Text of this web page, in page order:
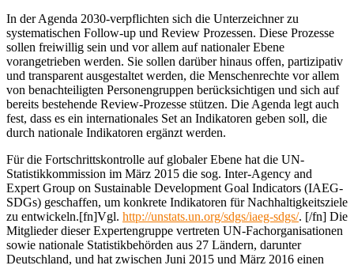
In der Agenda 2030-verpflichten sich die Unterzeichner zu
systematischen Follow-up und Review Prozessen. Diese Prozesse
sollen freiwillig sein und vor allem auf nationaler Ebene
vorangetrieben werden. Sie sollen darüber hinaus offen, partizipativ
und transparent ausgestaltet werden, die Menschenrechte vor allem
von benachteiligten Personengruppen berücksichtigen und sich auf
bereits bestehende Review-Prozesse stützen. Die Agenda legt auch
fest, dass es ein internationales Set an Indikatoren geben soll, die
durch nationale Indikatoren ergänzt werden.
Für die Fortschrittskontrolle auf globaler Ebene hat die UN-
Statistikkommission im März 2015 die sog. Inter-Agency and
Expert Group on Sustainable Development Goal Indicators (IAEG-
SDGs) geschaffen, um konkrete Indikatoren für Nachhaltigkeitsziele
zu entwickeln.[fn]Vgl. http://unstats.un.org/sdgs/iaeg-sdgs/. [/fn] Die
Mitglieder dieser Expertengruppe vertreten UN-Fachorganisationen
sowie nationale Statistikbehörden aus 27 Ländern, darunter
Deutschland, und hat zwischen Juni 2015 und März 2016 einen